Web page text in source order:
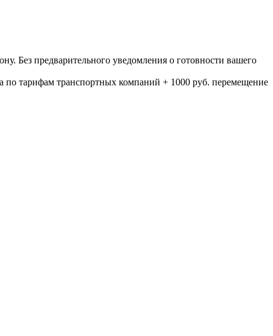
Без предварительного уведомления о готовности вашего
тарифам транспортных компаний + 1000 руб. перемещение